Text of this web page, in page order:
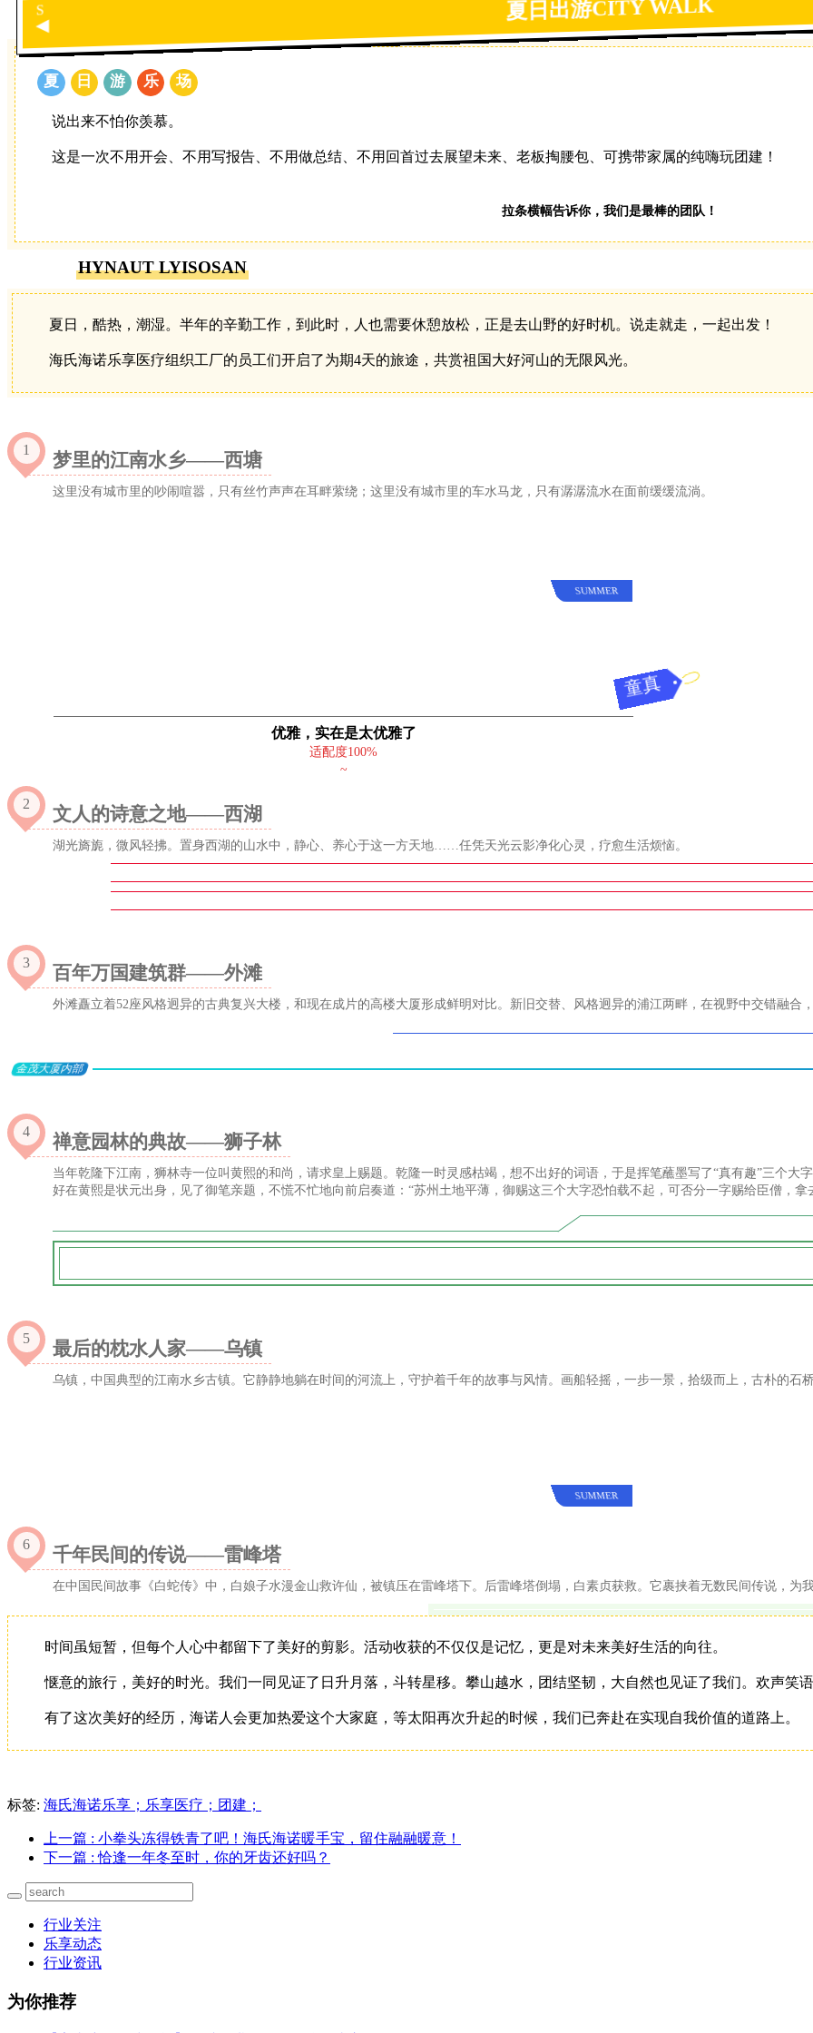
S
◀
夏日出游CITY WALK
夏 日 游 乐 场
说出来不怕你羡慕。
这是一次不用开会、不用写报告、不用做总结、不用回首过去展望未来、老板掏腰包、可携带家属的纯嗨玩团建！
拉条横幅告诉你，我们是最棒的团队！
HYNAUT LYISOSAN
夏日，酷热，潮湿。半年的辛勤工作，到此时，人也需要休憩放松，正是去山野的好时机。说走就走，一起出发！
海氏海诺乐享医疗组织工厂的员工们开启了为期4天的旅途，共赏祖国大好河山的无限风光。
1 梦里的江南水乡——西塘
这里没有城市里的吵闹喧嚣，只有丝竹声声在耳畔萦绕； 这里没有城市里的车水马龙，只有潺潺流水在面前缓缓流淌。
SUMMER
童真
优雅，实在是太优雅了
适配度100%
~
2 文人的诗意之地——西湖
湖光旖旎，微风轻拂。置身西湖的山水中，静心、养心于这一方天地……任凭天光云影净化心灵，疗愈生活烦恼。
3 百年万国建筑群——外滩
外滩矗立着52座风格迥异的古典复兴大楼，和现在成片的高楼大厦形成鲜明对比。新旧交替、风格迥异的浦江两畔，在视野中交错融合
金茂大厦内部
4 禅意园林的典故——狮子林
当年乾隆下江南，狮林寺一位叫黄熙的和尚，请求皇上赐题。乾隆一时灵感枯竭，想不出好的词语，于是挥笔蘸墨写了“真有趣”三个大字
好在黄熙是状元出身，见了御笔亲题，不慌不忙地向前启奏道：“苏州土地平薄，御赐这三个大字恐怕载不起，可否分一字赐给臣僧，拿
5 最后的枕水人家——乌镇
乌镇，中国典型的江南水乡古镇。它静静地躺在时间的河流上，守护着千年的故事与风情。 画船轻摇，一步一景，拾级而上，古朴的石
SUMMER
6 千年民间的传说——雷峰塔
在中国民间故事《白蛇传》中，白娘子水漫金山救许仙，被镇压在雷峰塔下。后雷峰塔倒塌，白素贞获救。它裹挟着无数民间传说，为
时间虽短暂，但每个人心中都留下了美好的剪影。活动收获的不仅仅是记忆，更是对未来美好生活的向往。
惬意的旅行，美好的时光。我们一同见证了日升月落，斗转星移。攀山越水，团结坚韧，大自然也见证了我们。欢声笑
有了这次美好的经历，海诺人会更加热爱这个大家庭，等太阳再次升起的时候，我们已奔赴在实现自我价值的道路上。
标签: 海氏海诺乐享；乐享医疗；团建；
上一篇 : 小拳头冻得铁青了吧！海氏海诺暖手宝，留住融融暖意！
下一篇 : 恰逢一年冬至时，你的牙齿还好吗？
行业关注
乐享动态
行业资讯
为你推荐